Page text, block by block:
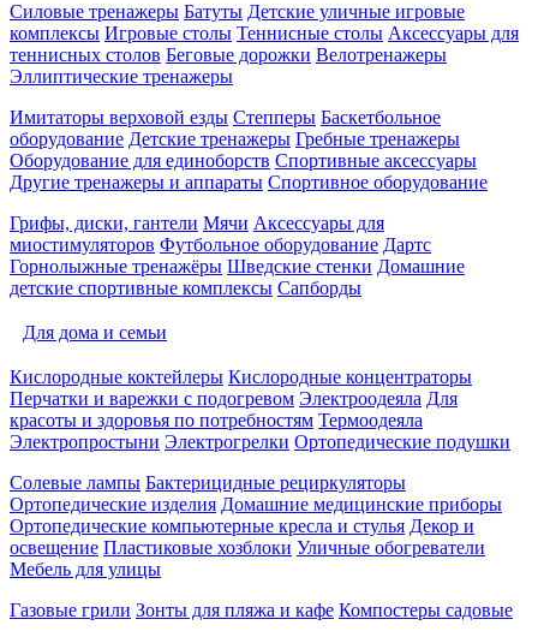
Силовые тренажеры Батуты Детские уличные игровые
комплексы Игровые столы Теннисные столы Аксессуары для
теннисных столов Беговые дорожки Велотренажеры
Эллиптические тренажеры
Имитаторы верховой езды Степперы Баскетбольное
оборудование Детские тренажеры Гребные тренажеры
Оборудование для единоборств Спортивные аксессуары
Другие тренажеры и аппараты Спортивное оборудование
Грифы, диски, гантели Мячи Аксессуары для
миостимуляторов Футбольное оборудование Дартс
Горнолыжные тренажёры Шведские стенки Домашние
детские спортивные комплексы Сапборды
Для дома и семьи
Кислородные коктейлеры Кислородные концентраторы
Перчатки и варежки с подогревом Электроодеяла Для
красоты и здоровья по потребностям Термоодеяла
Электропростыни Электрогрелки Ортопедические подушки
Солевые лампы Бактерицидные рециркуляторы
Ортопедические изделия Домашние медицинские приборы
Ортопедические компьютерные кресла и стулья Декор и
освещение Пластиковые хозблоки Уличные обогреватели
Мебель для улицы
Газовые грили Зонты для пляжа и кафе Компостеры садовые